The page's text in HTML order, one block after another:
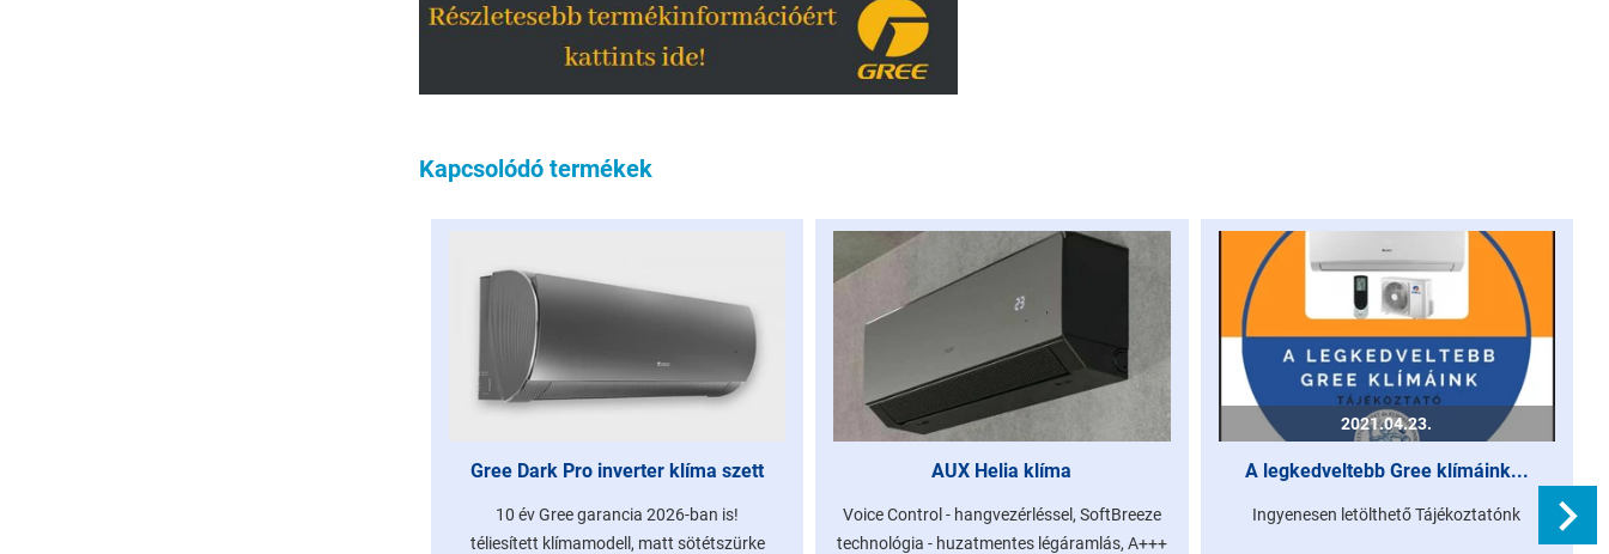
Kapcsolódó termékek
Gree Dark Pro inverter klíma szett
10 év Gree garancia 2026-ban is!
téliesített klímamodell, matt sötétszürke
AUX Helia klíma
Voice Control - hangvezérléssel, SoftBreeze
technológia - huzatmentes légáramlás, A+++
2021.04.23.
A legkedveltebb Gree klímáink...
Ingyenesen letölthető Tájékoztatónk